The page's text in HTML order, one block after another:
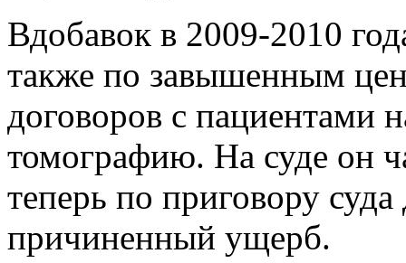
Вдобавок в 2009-2010
также по завышенным
договоров с пациентами
томографию. На суде он
теперь по приговору
причиненный ущерб.